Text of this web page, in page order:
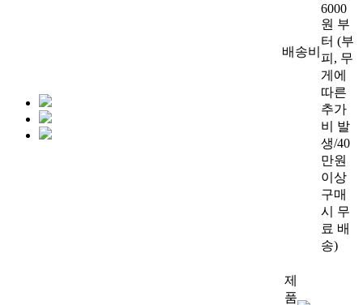
배송비
6000
원 부
터 (부
피, 무
게에
따른
추가
비 발
생/40
만원
이상
구매
시 무
료 배
송)
제
품